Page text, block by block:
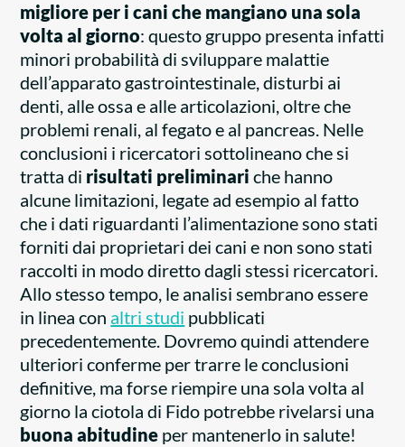
migliore per i cani che mangiano una sola
volta al giorno: questo gruppo presenta infatti
minori probabilità di sviluppare malattie
dell’apparato gastrointestinale, disturbi ai
denti, alle ossa e alle articolazioni, oltre che
problemi renali, al fegato e al pancreas. Nelle
conclusioni i ricercatori sottolineano che si
tratta di risultati preliminari che hanno
alcune limitazioni, legate ad esempio al fatto
che i dati riguardanti l’alimentazione sono stati
forniti dai proprietari dei cani e non sono stati
raccolti in modo diretto dagli stessi ricercatori.
Allo stesso tempo, le analisi sembrano essere
in linea con altri studi pubblicati
precedentemente. Dovremo quindi attendere
ulteriori conferme per trarre le conclusioni
definitive, ma forse riempire una sola volta al
giorno la ciotola di Fido potrebbe rivelarsi una
buona abitudine per mantenerlo in salute!